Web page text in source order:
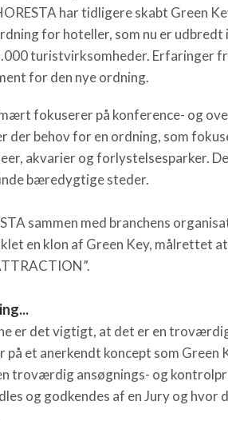
har tidligere skabt Green
for hoteller, som nu er udbredt
turistvirksomheder. Erfaringer
for den nye ordning.
fokuserer på konference- og
der behov for en ordning, som
akvarier og forlystelsesparker.
bæredygtige steder.
sammen med branchens
en klon af Green Key, målrettet
er det vigtigt, at det er en
på et anerkendt koncept som Green
troværdig ansøgnings- og
og godkendes af en Jury og hvor